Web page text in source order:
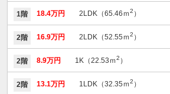
1階 18.4万円 2LDK（65.46ｍ2 ）
2階 16.9万円 2LDK（52.55ｍ2 ）
2階 8.9万円 1K（22.53ｍ2 ）
2階 13.1万円 1LDK（32.35ｍ2 ）